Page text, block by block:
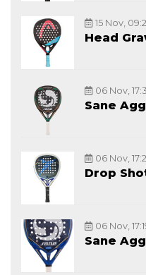
15 Nov,
Head
06 Nov,
Sane
06 Nov,
Drop
06 Nov,
Sane